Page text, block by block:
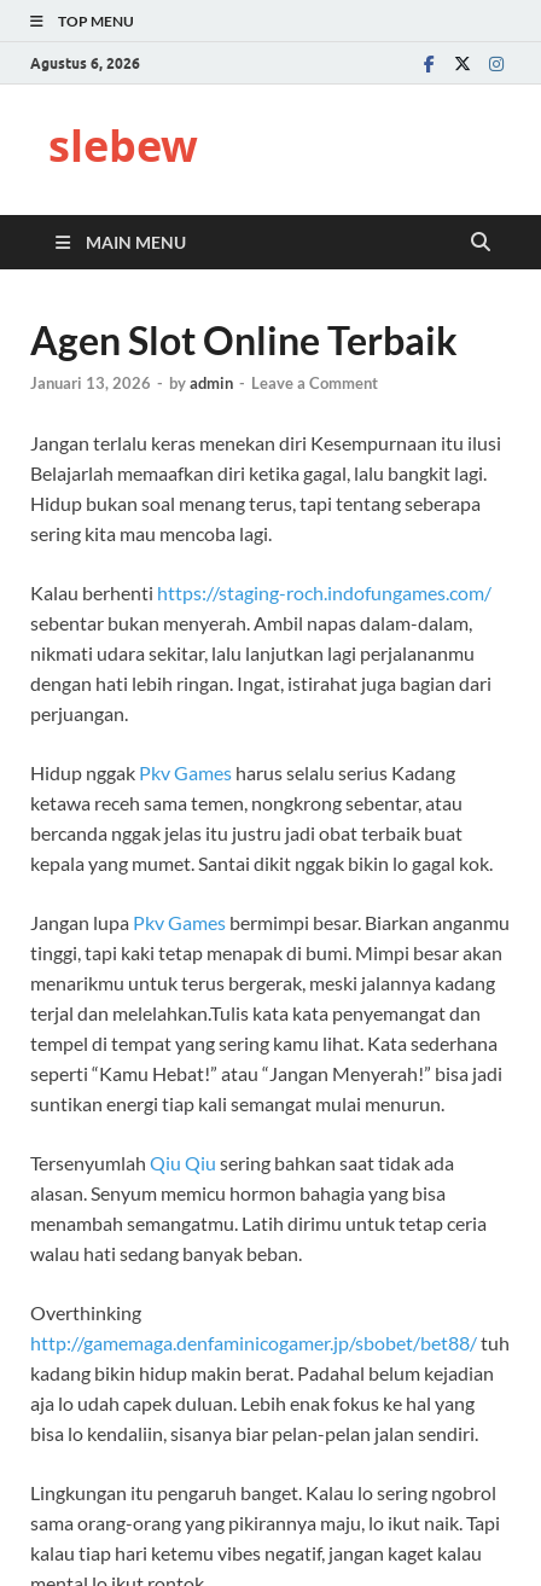
TOP MENU
Agustus 6, 2026
slebew
MAIN MENU
Agen Slot Online Terbaik
Januari 13, 2026 - byadmin - Leave a Comment
Jangan terlalu keras menekan diri Kesempurnaan itu ilusi
Belajarlah memaafkan diri ketika gagal, lalu bangkit lagi.
Hidup bukan soal menang terus, tapi tentang seberapa
sering kita mau mencoba lagi.
Kalau berhenti https://staging-roch.indofungames.com/
sebentar bukan menyerah. Ambil napas dalam-dalam,
nikmati udara sekitar, lalu lanjutkan lagi perjalananmu
dengan hati lebih ringan. Ingat, istirahat juga bagian dari
perjuangan.
Hidup nggak Pkv Games harus selalu serius Kadang
ketawa receh sama temen, nongkrong sebentar, atau
bercanda nggak jelas itu justru jadi obat terbaik buat
kepala yang mumet. Santai dikit nggak bikin lo gagal kok.
Jangan lupa Pkv Games bermimpi besar. Biarkan anganmu
tinggi, tapi kaki tetap menapak di bumi. Mimpi besar akan
menarikmu untuk terus bergerak, meski jalannya kadang
terjal dan melelahkan.Tulis kata kata penyemangat dan
tempel di tempat yang sering kamu lihat. Kata sederhana
seperti “Kamu Hebat!” atau “Jangan Menyerah!” bisa jadi
suntikan energi tiap kali semangat mulai menurun.
Tersenyumlah Qiu Qiu sering bahkan saat tidak ada
alasan. Senyum memicu hormon bahagia yang bisa
menambah semangatmu. Latih dirimu untuk tetap ceria
walau hati sedang banyak beban.
Overthinking
http://gamemaga.denfaminicogamer.jp/sbobet/bet88/tuh
kadang bikin hidup makin berat. Padahal belum kejadian
aja lo udah capek duluan. Lebih enak fokus ke hal yang
bisa lo kendaliin, sisanya biar pelan-pelan jalan sendiri.
Lingkungan itu pengaruh banget. Kalau lo sering ngobrol
sama orang-orang yang pikirannya maju, lo ikut naik. Tapi
kalau tiap hari ketemu vibes negatif, jangan kaget kalau